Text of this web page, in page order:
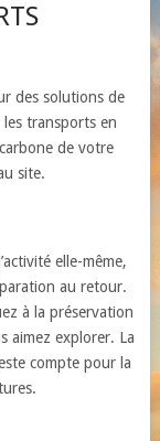
des solutions de
transports en
de votre
site.
elle-même,
au retour.
à la préservation
aimez explorer. La
compte pour la